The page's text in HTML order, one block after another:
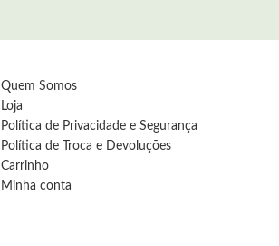
Quem Somos
Loja
Política de Privacidade e Segurança
Política de Troca e Devoluções
Carrinho
Minha conta